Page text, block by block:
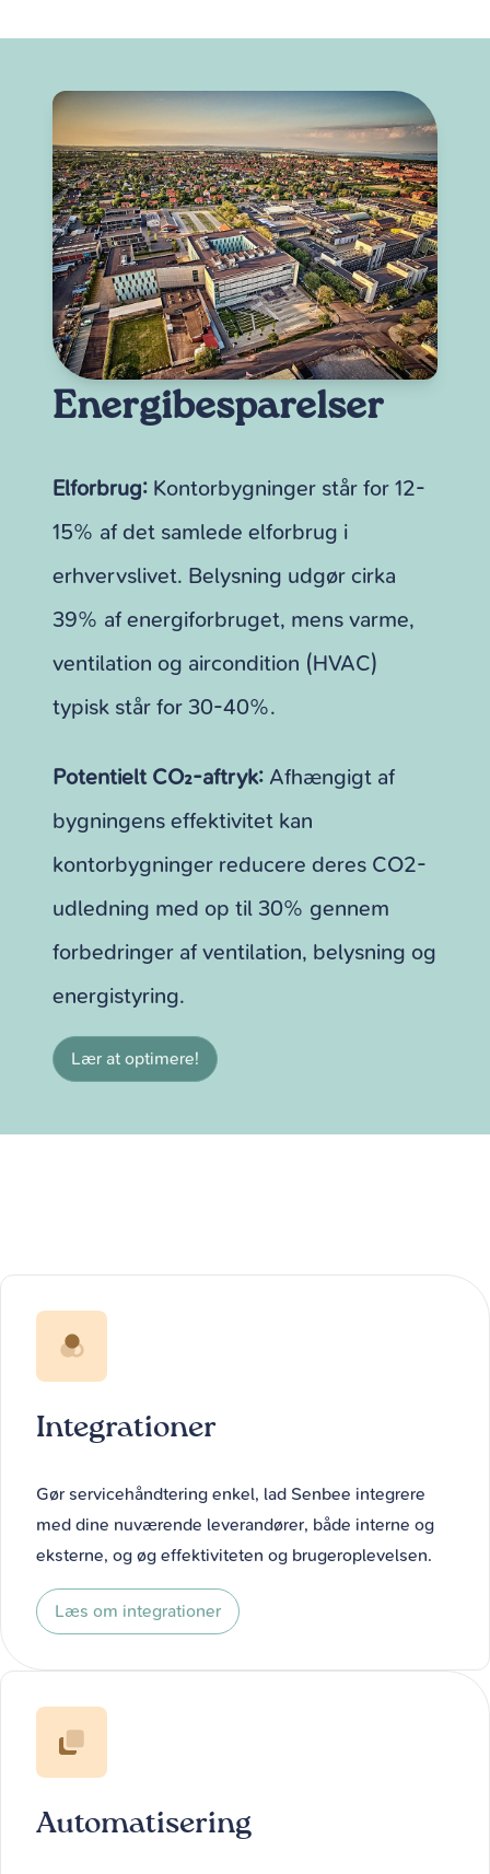
Energibesparelser
Elforbrug: Kontorbygninger står for 12-
15% af det samlede elforbrug i
erhvervslivet. Belysning udgør cirka
39% af energiforbruget, mens varme,
ventilation og aircondition (HVAC)
typisk står for 30-40%.
Potentielt CO₂-aftryk: Afhængigt af
bygningens effektivitet kan
kontorbygninger reducere deres CO2-
udledning med op til 30% gennem
forbedringer af ventilation, belysning og
energistyring.
Lær at optimere!
Integrationer
Gør servicehåndtering enkel, lad Senbee integrere
med dine nuværende leverandører, både interne og
eksterne, og øg effektiviteten og brugeroplevelsen.
Læs om integrationer
Automatisering